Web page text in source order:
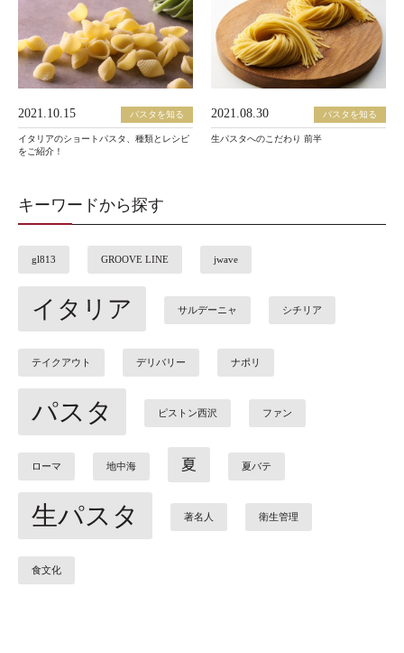
2021.10.15 パスタを知る
イタリアのショートパスタ、種類とレシピ
をご紹介！
2021.08.30 パスタを知る
生パスタへのこだわり 前半
キーワードから探す
gl813 GROOVE LINE jwave
イタリア サルデーニャ シチリア
テイクアウト デリバリー ナポリ
パスタ ピストン西沢 ファン
ローマ 地中海 夏 夏バテ
生パスタ 著名人 衛生管理
食文化